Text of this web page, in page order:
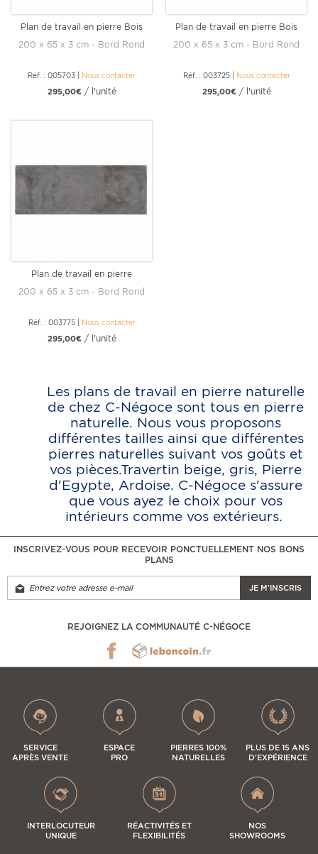
Plan de travail en pierre Bois
200 x 65 x 3 cm - Bord Rond
Réf. : 005703 Nous contacter
295,00€/ l'unité
Plan de travail en pierre Bois
200 x 65 x 3 cm - Bord Rond
Réf. : 003725| Nous contacter
295,00€/ l'unité
Plan de travail en pierre
200 x 65 x 3 cm - Bord Rond
Réf. : 003775| Nous contacter
295,00€/ l'unité
Les plans de travail en pierre naturelle
de chez C-Négoce sont tous en pierre
naturelle. Nous vous proposons
différentes tailles ainsi que différentes
pierres naturelles suivant vos goûts et
vos pièces.Travertin beige, gris, Pierre
d'Egypte, Ardoise. C-Négoce s'assure
que vous ayez le choix pour vos
intérieurs comme vos extérieurs.
INSCRIVEZ-VOUS POUR RECEVOIR PONCTUELLEMENT NOS BONS
PLANS
JE M'INSCRIS
REJOIGNEZ LA COMMUNAUTÉ C-NÉGOCE
SERVICE
APRÈS VENTE
ESPACE
PRO
PIERRES 100%
NATURELLES
PLUS DE 15 ANS
D'EXPÉRIENCE
INTERLOCUTEUR
UNIQUE
RÉACTIVITÉS ET
FLEXIBILITÉS
NOS
SHOWROOMS